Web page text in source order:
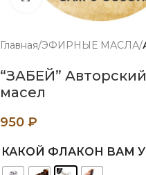
Главная ЭФИРНЫЕ МАСЛА
“ЗАБЕЙ”
масел
950 ₽
КАКОЙ ФЛАКОН ВАМ